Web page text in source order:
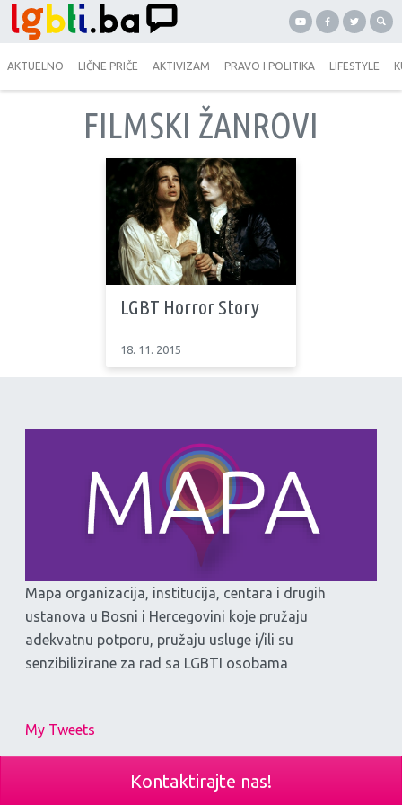
AKTUELNO LIČNE PRIČE AKTIVIZAM PRAVO I POLITIKA LIFESTYLE
FILMSKI ŽANROVI
LGBT Horror Story
18. 11. 2015
Mapa organizacija, institucija, centara i drugih
ustanova u Bosni i Hercegovini koje pružaju
adekvatnu potporu, pružaju usluge i/ili su
senzibilizirane za rad sa LGBTI osobama
My Tweets
Kontaktirajte nas!